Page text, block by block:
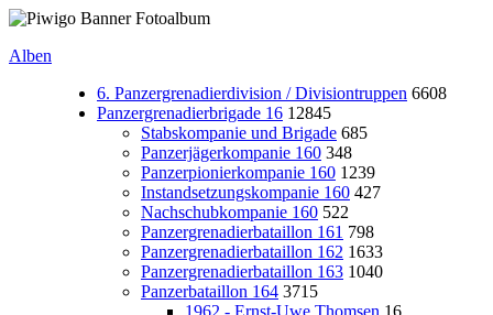
Alben
6. Panzergrenadierdivision / Divisiontruppen 6608
Panzergrenadierbrigade 16 12845
Stabskompanie und Brigade 685
Panzerjägerkompanie 160 348
Panzerpionierkompanie 160 1239
Instandsetzungskompanie 160 427
Nachschubkompanie 160 522
Panzergrenadierbataillon 161 798
Panzergrenadierbataillon 162 1633
Panzergrenadierbataillon 163 1040
Panzerbataillon 164 3715
1962 - Ernst-Uwe Thomsen 16